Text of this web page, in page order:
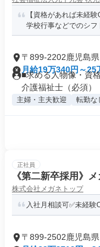
【資格があれば未経
学校行事などでのシフ
〒899-2202鹿児島
月給19万340円～25
■求める人物像・資
介護福祉士（必須）
主婦・主夫歓迎 転勤な
正社員
《第二新卒採用》
株式会社メガネトップ
入社月相談可✅未経
〒899-2502鹿児島